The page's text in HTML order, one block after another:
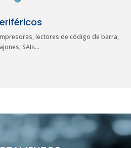
lectores de código de barra,
SAIs…